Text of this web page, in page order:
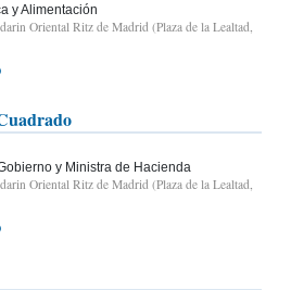
y Alimentación
Oriental Ritz de Madrid (Plaza de la Lealtad,
y Ministra de Hacienda
Oriental Ritz de Madrid (Plaza de la Lealtad,